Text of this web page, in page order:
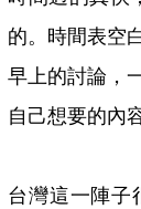
的。時間表空
早上的討論，
自己想要的內
台灣這一陣子